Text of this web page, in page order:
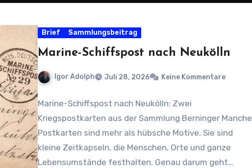
Brief Sammlungsbeitrag
Marine-Schiffspost nach Neukölln
Igor Adolph Juli 28, 2026 Keine Kommentare
Marine-Schiffspost nach Neukölln: Zwei
Kriegspostkarten aus der Sammlung Berninger Manche
Postkarten sind mehr als hübsche Motive. Sie sind
kleine Zeitkapseln, die Menschen, Orte und ganze
Lebensumstände festhalten. Genau darum geht…